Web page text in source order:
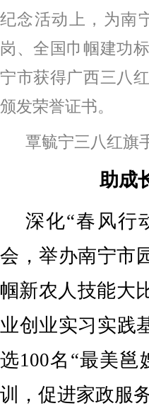
纪念活动上，为南
岗、全国巾帼建功
宁市获得广西三八
颁发荣誉证书。
覃毓宁三八红旗
助成
深化“春风行
会，举办南宁市
帼新农人技能大
业创业实习实践
选100名“最美邕
训，促进家政服